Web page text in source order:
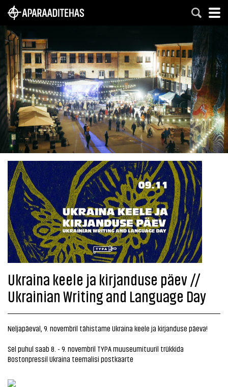
Ukraina keele ja kirjanduse päev //
Ukrainian Writing and Language Day
Neljapäeval, 9. novembril tähistame Ukraina keele ja kirjanduse päeva!
Sel puhul saab 8. - 9. novembril TYPA muuseumituuril trükkida
Bostonpressil Ukraina teemalisi postkaarte